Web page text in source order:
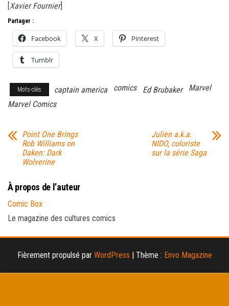
[Xavier Fournier]
Partager :
Facebook X Pinterest
Tumblr
Mots-clés captain america comics Ed Brubaker
Marvel
Marvel Comics
Point One Brings
Rob Williams on
Daken: Dark
Wolverine
Julien a.k.a.
NIDO, coloriste
sur la série Saga
À propos de l’auteur
Comic Box
Le magazine des cultures comics
Fièrement propulsé par WordPress | Thème : Envo Magazine